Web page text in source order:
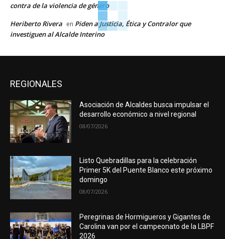
contra de la violencia de género
Heriberto Rivera en Piden a Justicia, Ética y Contralor que
investiguen al Alcalde Interino
REGIONALES
Asociación de Alcaldes busca impulsar el
desarrollo económico a nivel regional
08/07/2026
Listo Quebradillas para la celebración
Primer 5K del Puente Blanco este próximo
domingo
08/07/2026
Peregrinas de Hormigueros y Gigantes de
Carolina van por el campeonato de la LBPF
2026